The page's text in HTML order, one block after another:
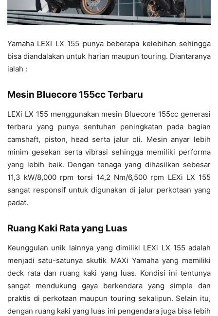
Yamaha LEXI LX 155 punya beberapa kelebihan sehingga
bisa diandalakan untuk harian maupun touring. Diantaranya
ialah :
Mesin Bluecore 155cc Terbaru
LEXi LX 155 menggunakan mesin Bluecore 155cc generasi
terbaru yang punya sentuhan peningkatan pada bagian
camshaft, piston, head serta jalur oli. Mesin anyar lebih
minim gesekan serta vibrasi sehingga memiliki performa
yang lebih baik. Dengan tenaga yang dihasilkan sebesar
11,3 kW/8,000 rpm torsi 14,2 Nm/6,500 rpm LEXi LX 155
sangat responsif untuk digunakan di jalur perkotaan yang
padat.
Ruang Kaki Rata yang Luas
Keunggulan unik lainnya yang dimiliki LEXi LX 155 adalah
menjadi satu-satunya skutik MAXi Yamaha yang memiliki
deck rata dan ruang kaki yang luas. Kondisi ini tentunya
sangat mendukung gaya berkendara yang simple dan
praktis di perkotaan maupun touring sekalipun. Selain itu,
dengan ruang kaki yang luas ini pengendara juga bisa lebih